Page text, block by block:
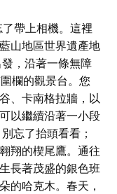
帶上相機。這裡
山地區世界遺產地
，沿著一條無障
欄的觀景台。您
、卡南格拉牆，以
以繼續沿著一小段
忘了抬頭看看；
翔的楔尾鷹。通往
長著茂盛的銀色班
的哈克木。春天，